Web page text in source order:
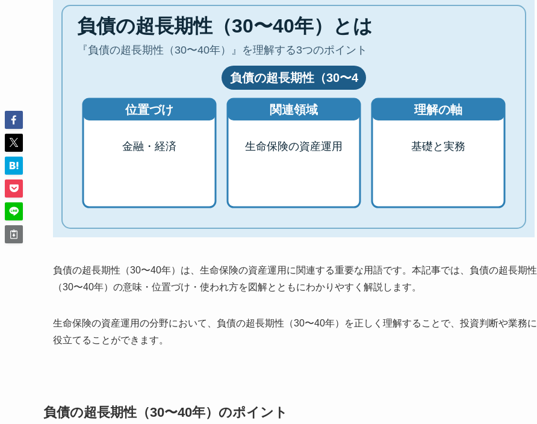
負債の超長期性（30〜40年）は、生命保険の資産運用に関連する重要な用語です。本記事では、負債の超長期性
（30〜40年）の意味・位置づけ・使われ方を図解とともにわかりやすく解説します。
生命保険の資産運用の分野において、負債の超長期性（30〜40年）を正しく理解することで、投資判断や業務に
役立てることができます。
負債の超長期性（30〜40年）のポイント